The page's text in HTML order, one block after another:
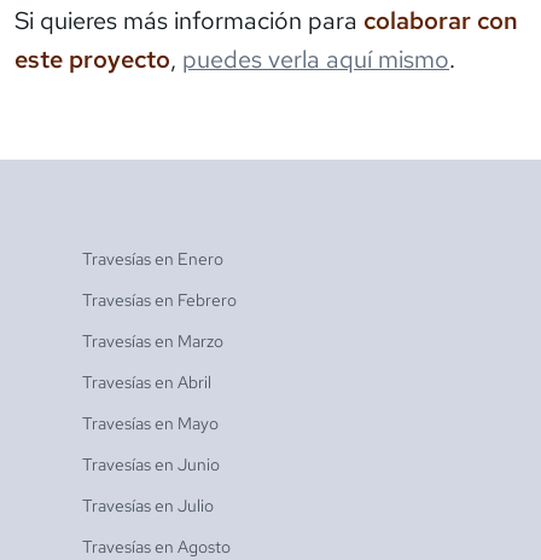
Si quieres más información para colaborar con
este proyecto, puedes verla aquí mismo.
Travesías en Enero
Travesías en Febrero
Travesías en Marzo
Travesías en Abril
Travesías en Mayo
Travesías en Junio
Travesías en Julio
Travesías en Agosto